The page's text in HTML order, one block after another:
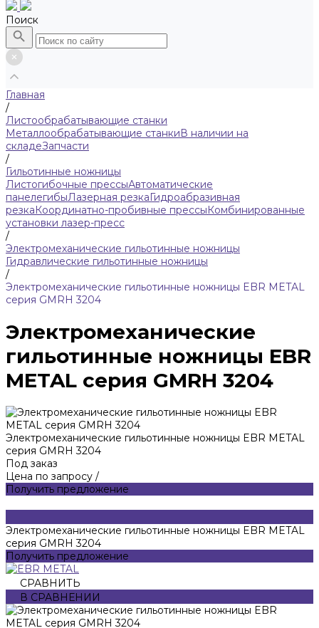
Поиск
Главная
/
Листообрабатывающие станки
Металлообрабатывающие станкиВ наличии на
складеЗапчасти
/
Гильотинные ножницы
Листогибочные прессыАвтоматические
панелегибыЛазерная резкаГидроабразивная
резкаКоординатно-пробивные прессыКомбинированные
установки лазер-пресс
/
Электромеханические гильотинные ножницы
Гидравлические гильотинные ножницы
/
Электромеханические гильотинные ножницы EBR METAL
серия GMRH 3204
Электромеханические
гильотинные ножницы EBR
METAL серия GMRH 3204
Электромеханические гильотинные ножницы EBR METAL
серия GMRH 3204
Под заказ
Цена по запросу /
Получить предложение
Электромеханические гильотинные ножницы EBR METAL
серия GMRH 3204
Получить предложение
СРАВНИТЬ
В СРАВНЕНИИ